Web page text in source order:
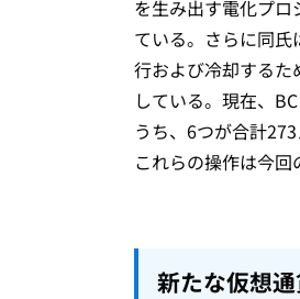
を生み出す電化プ
ている。さらに同
行および冷却する
している。現在、
うち、6つが合計
これらの操作は今回
新たな仮想